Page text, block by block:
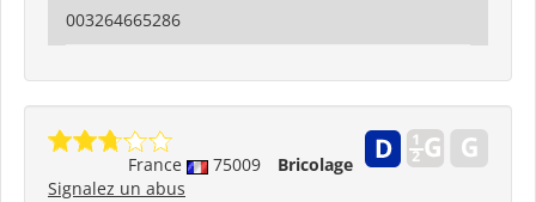
003264665286
France 75009
Bricolage
Signalez un abus